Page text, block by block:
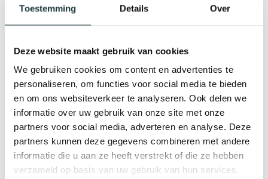
Toestemming Details Over
Deze website maakt gebruik van cookies
We gebruiken cookies om content en advertenties te
personaliseren, om functies voor social media te bieden
en om ons websiteverkeer te analyseren. Ook delen we
informatie over uw gebruik van onze site met onze
partners voor social media, adverteren en analyse. Deze
partners kunnen deze gegevens combineren met andere
informatie die u aan ze heeft verstrekt of die ze hebben
verzameld op basis van uw gebruik van hun services.
nodig.
✔Stijlvolle afwerking:
✔Geen schroeven nodig!
- Onze plantenbakken
worden
onderdeel bestaat!
Afmetingen en materiaal
Deze metalen bloembak heeft een lengte van 120 cm, een
breedte van 100 cm en een hoogte van 60 cm. Wilt u
graag een ander formaat kijk dan bij onze andere
producten of bestel op maat!